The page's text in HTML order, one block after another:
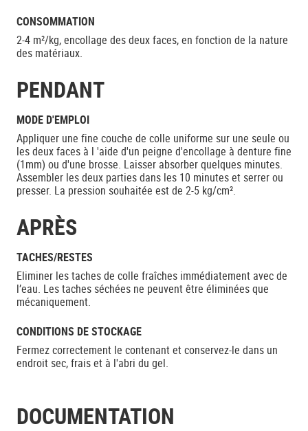
CONSOMMATION
2-4 m²/kg, encollage des deux faces, en fonction de la nature
des matériaux.
PENDANT
MODE D'EMPLOI
Appliquer une fine couche de colle uniforme sur une seule ou
les deux faces à l 'aide d'un peigne d'encollage à denture fine
(1mm) ou d'une brosse. Laisser absorber quelques minutes.
Assembler les deux parties dans les 10 minutes et serrer ou
presser. La pression souhaitée est de 2-5 kg/cm².
APRÈS
TACHES/RESTES
Eliminer les taches de colle fraîches immédiatement avec de
l’eau. Les taches séchées ne peuvent être éliminées que
mécaniquement.
CONDITIONS DE STOCKAGE
Fermez correctement le contenant et conservez-le dans un
endroit sec, frais et à l'abri du gel.
DOCUMENTATION